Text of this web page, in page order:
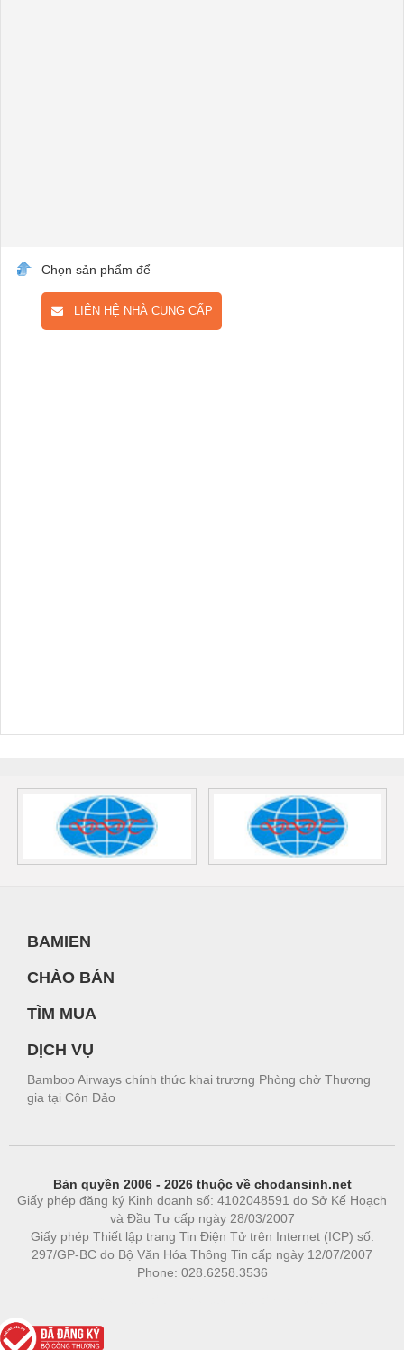
Chọn sản phẩm để
LIÊN HỆ NHÀ CUNG CẤP
BAMIEN
CHÀO BÁN
TÌM MUA
DỊCH VỤ
Bamboo Airways chính thức khai trương Phòng chờ Thương
gia tại Côn Đảo
Bản quyền 2006 - 2026 thuộc về chodansinh.net
Giấy phép đăng ký Kinh doanh số: 4102048591 do Sở Kế Hoạch
và Đầu Tư cấp ngày 28/03/2007
Giấy phép Thiết lập trang Tin Điện Tử trên Internet (ICP) số:
297/GP-BC do Bộ Văn Hóa Thông Tin cấp ngày 12/07/2007
Phone: 028.6258.3536